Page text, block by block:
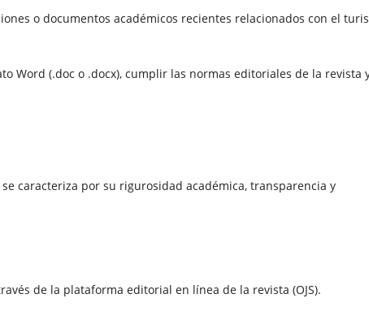
o documentos académicos recientes relacionados con el
Word (.doc o .docx), cumplir las normas editoriales de la revista
caracteriza por su rigurosidad académica, transparencia y
de la plataforma editorial en línea de la revista (OJS).